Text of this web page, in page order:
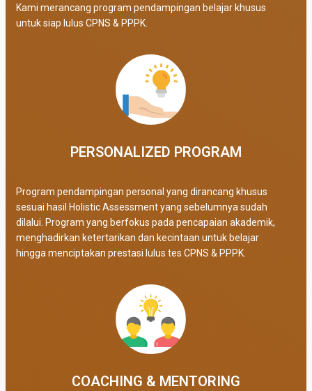
Kami merancang program pendampingan belajar khusus
untuk siap lulus CPNS & PPPK.
PERSONALIZED PROGRAM​
Program pendampingan personal yang dirancang khusus
sesuai hasil Holistic Assessment yang sebelumnya sudah
dilalui. Program yang berfokus pada pencapaian akademik,
menghadirkan ketertarikan dan kecintaan untuk belajar
hingga menciptakan prestasi lulus tes CPNS & PPPK.
COACHING & MENTORING